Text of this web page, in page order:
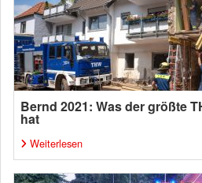
Bernd 2021: Was der größte
hat
Weiterlesen